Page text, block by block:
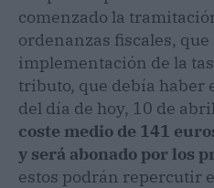
comenzado la
ordenanzas fiscales,
implementación de la
tributo, que debía haber
del día de hoy, 10 de
coste medio de 141
y será abonado por los
estos podrán repercutir